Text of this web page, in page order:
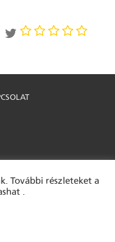
További részleteket a
.